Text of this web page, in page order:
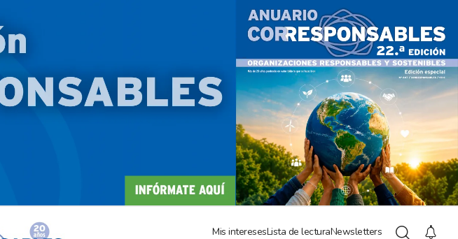
Mis interesesLista de lecturaNewsletters